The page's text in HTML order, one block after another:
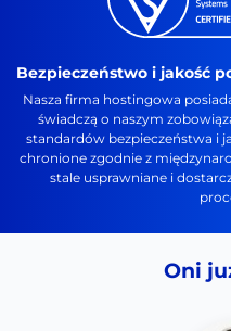
Bezpieczeństwo i jakość
Nasza firma hostingowa
świadczą o naszym
standardów bezpieczeństwa i
chronione zgodnie z
stale usprawniane i
Oni